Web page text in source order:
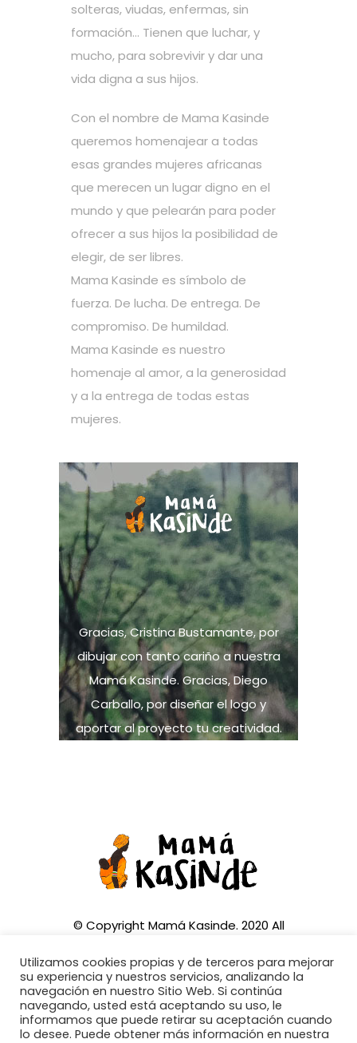
solteras, viudas, enfermas, sin
formación… Tienen que luchar, y
mucho, para sobrevivir y dar una
vida digna a sus hijos.
Con el nombre de Mama Kasinde
queremos homenajear a todas
esas grandes mujeres africanas
que merecen un lugar digno en el
mundo y que pelearán para poder
ofrecer a sus hijos la posibilidad de
elegir, de ser libres.
Mama Kasinde es símbolo de
fuerza. De lucha. De entrega. De
compromiso. De humildad.
Mama Kasinde es nuestro
homenaje al amor, a la generosidad
y a la entrega de todas estas
mujeres.
Gracias, Cristina Bustamante, por
dibujar con tanto cariño a nuestra
Mamá Kasinde. Gracias, Diego
Carballo, por diseñar el logo y
aportar al proyecto tu creatividad.
© Copyright Mamá Kasinde. 2020 All
CONTACTA CON NOSOTROS:
Utilizamos cookies propias y de terceros para mejorar
su experiencia y nuestros servicios, analizando la
navegación en nuestro Sitio Web. Si continúa
navegando, usted está aceptando su uso, le
informamos que puede retirar su aceptación cuando
lo desee. Puede obtener más información en nuestra